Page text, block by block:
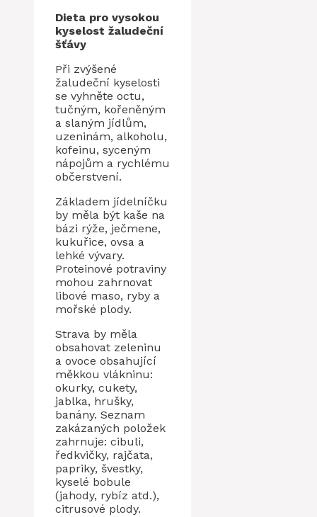
Dieta pro vysokou
kyselost žaludeční
šťávy
Při zvýšené
žaludeční kyselosti
se vyhněte octu,
tučným, kořeněným
a slaným jídlům,
uzeninám, alkoholu,
kofeinu, syceným
nápojům a rychlému
občerstvení.
Základem jídelníčku
by měla být kaše na
bázi rýže, ječmene,
kukuřice, ovsa a
lehké vývary.
Proteinové potraviny
mohou zahrnovat
libové maso, ryby a
mořské plody.
Strava by měla
obsahovat zeleninu
a ovoce obsahující
měkkou vlákninu:
okurky, cukety,
jablka, hrušky,
banány. Seznam
zakázaných položek
zahrnuje: cibuli,
ředkvičky, rajčata,
papriky, švestky,
kyselé bobule
(jahody, rybíz atd.),
citrusové plody.